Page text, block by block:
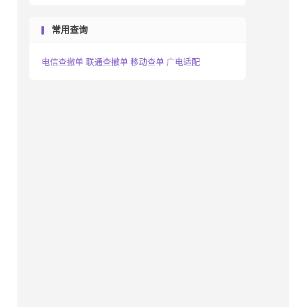
常用查询
电信查撤单 联通查撤单 移动查单 广电适配